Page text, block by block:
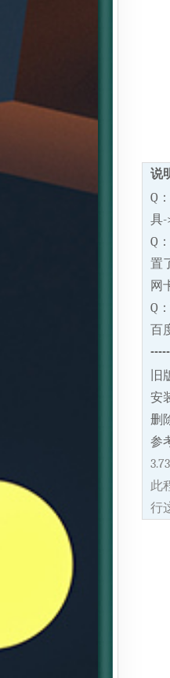
说
Q
具-
Q
置
网
Q
百
安
删
参
此
行